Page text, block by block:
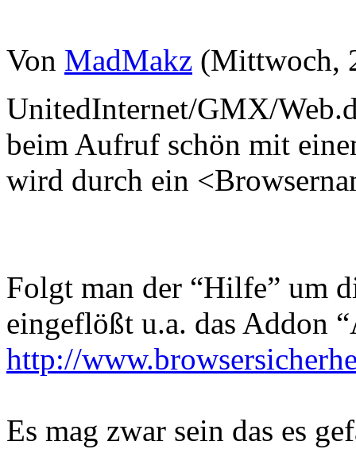
Von MadMakz (Mittwoch,
UnitedInternet/GMX/
beim Aufruf schön mit
wird durch ein
Folgt man der “Hilfe” um
eingeflößt u.a. das Addon
http://
Es mag zwar sein das es